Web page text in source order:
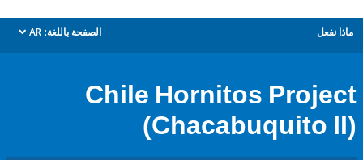
الصفحة باللغة: AR
dropdown
Chile Hornitos